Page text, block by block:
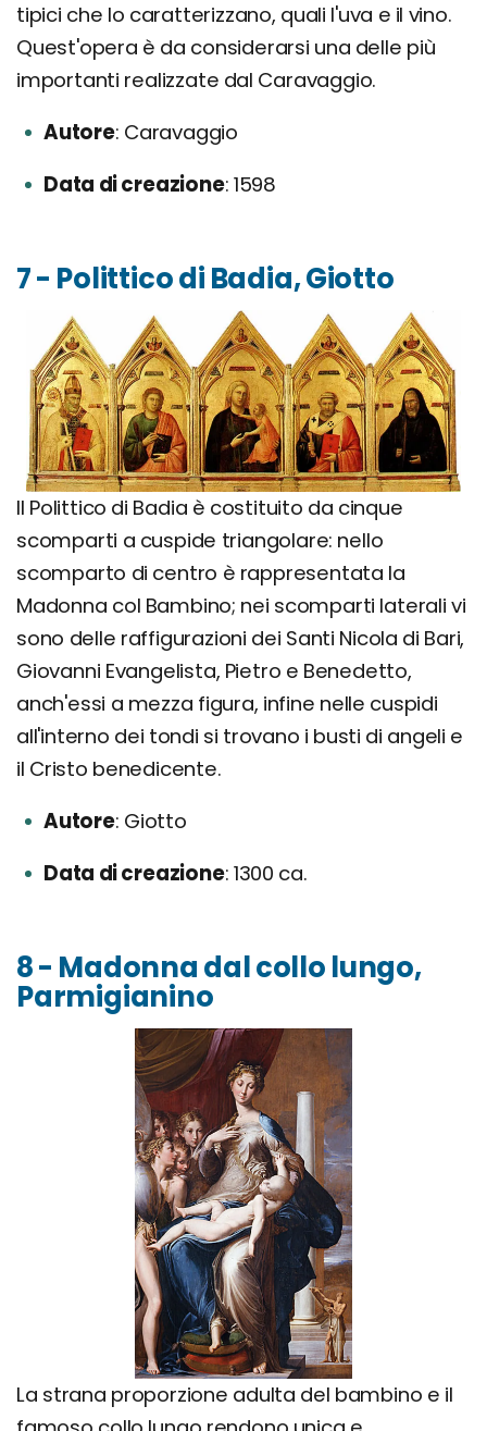
tipici che lo caratterizzano, quali l'uva e il vino.
Quest'opera è da considerarsi una delle più
importanti realizzate dal Caravaggio.
Autore Caravaggio
Data di creazione 1598
7 - Polittico di Badia, Giotto
Il Polittico di Badia è costituito da cinque
scomparti a cuspide triangolare: nello
scomparto di centro è rappresentata la
Madonna col Bambino; nei scomparti laterali vi
sono delle raffigurazioni dei Santi Nicola di Bari,
Giovanni Evangelista, Pietro e Benedetto,
anch'essi a mezza figura, infine nelle cuspidi
all'interno dei tondi si trovano i busti di angeli e
il Cristo benedicente.
Autore Giotto
Data di creazione 1300 ca.
8 - Madonna dal collo lungo,
Parmigianino
La strana proporzione adulta del bambino e il